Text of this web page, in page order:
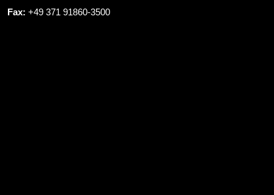
Fax: +49 371 91860-3500